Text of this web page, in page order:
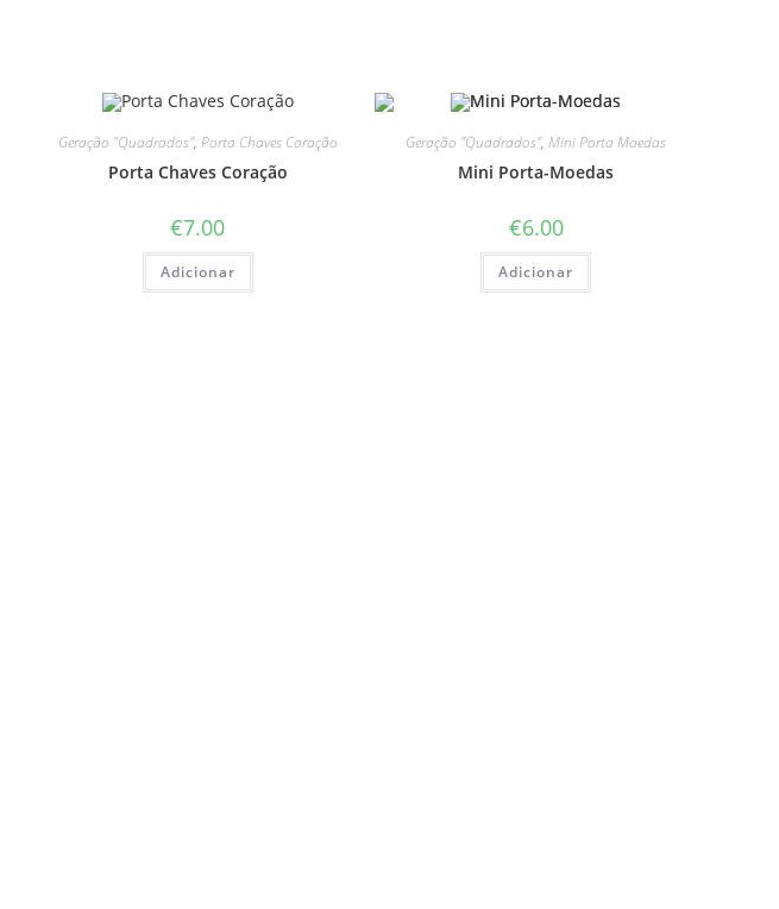
Geração "Quadrados", Porta Chaves Coração
Porta Chaves Coração
€7.00
Adicionar
Geração "Quadrados",Mini Porta Moedas
Mini Porta-Moedas
€6.00
Adicionar